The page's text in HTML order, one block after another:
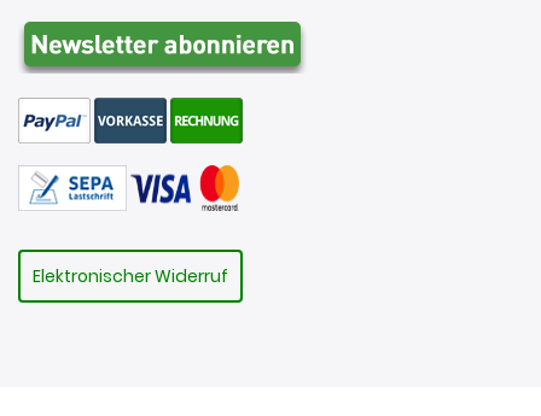
Elektronischer Widerruf